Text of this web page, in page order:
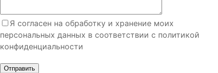
Я согласен на обработку и хранение моих
персональных данных в соответствии с политикой
конфиденциальности